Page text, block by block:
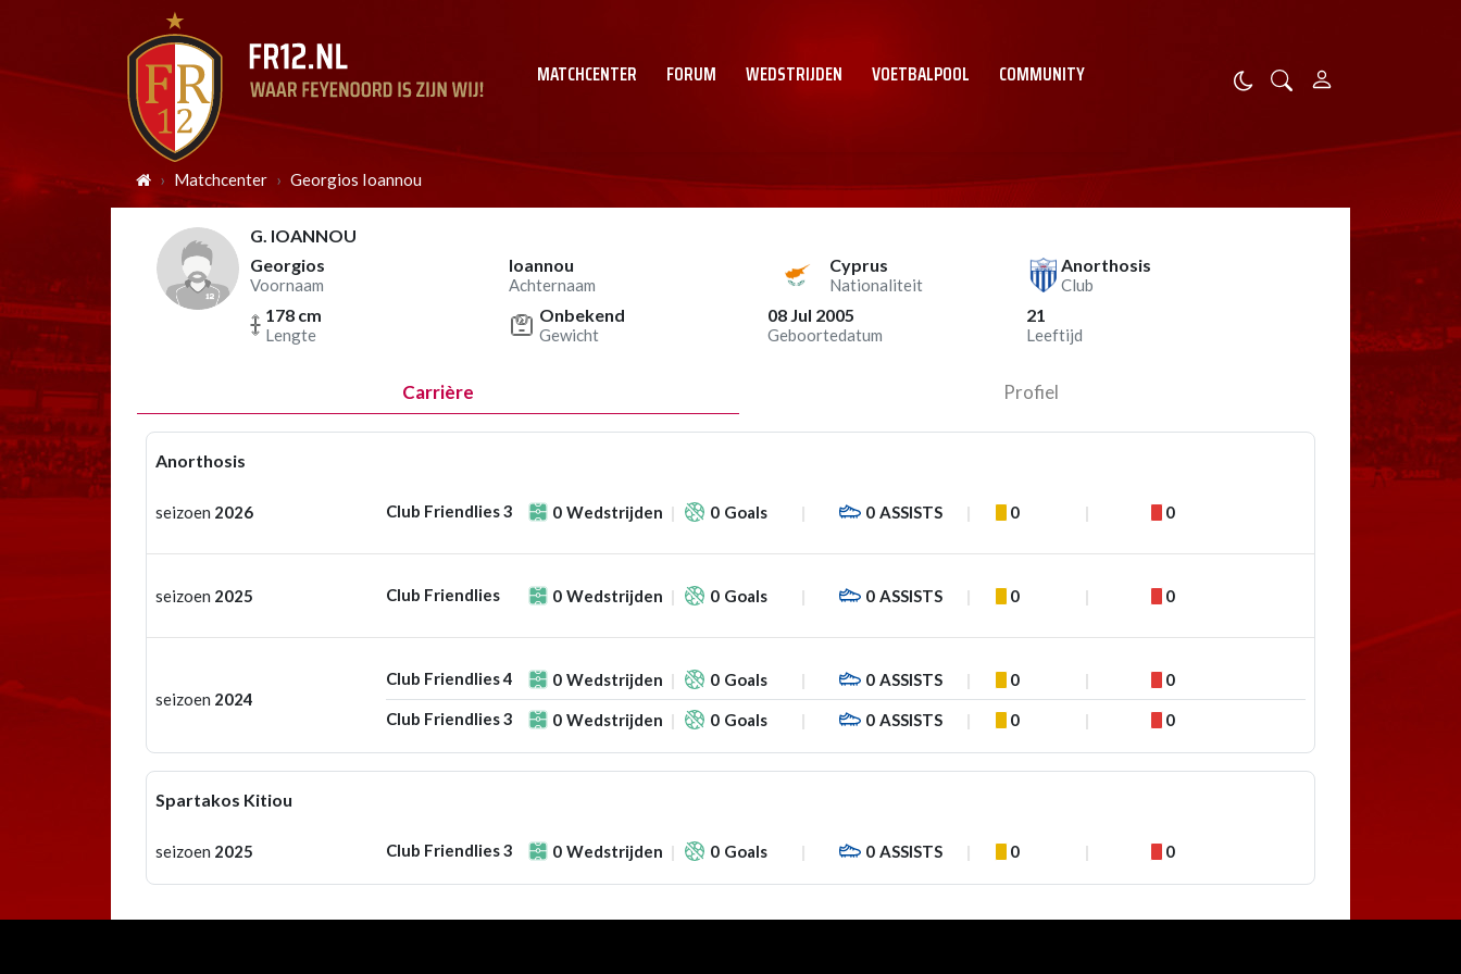
MATCHCENTER FORUM WEDSTRIJDEN VOETBALPOOL COMMUNITY
Matchcenter Georgios Ioannou
G. IOANNOU
Georgios
Voornaam
Ioannou
Achternaam
Cyprus
Nationaliteit
Anorthosis
Club
178 cm
Lengte
Onbekend
Gewicht
08 Jul 2005
Geboortedatum
21
Leeftijd
Carrière Profiel
Anorthosis
seizoen 2026 Club Friendlies 3 0 Wedstrijden 0 Goals 0 ASSISTS 0 0
seizoen 2025 Club Friendlies 0 Wedstrijden 0 Goals 0 ASSISTS 0 0
seizoen 2024
Club Friendlies 4 0 Wedstrijden 0 Goals 0 ASSISTS 0 0
Club Friendlies 3 0 Wedstrijden 0 Goals 0 ASSISTS 0 0
Spartakos Kitiou
seizoen 2025 Club Friendlies 3 0 Wedstrijden 0 Goals 0 ASSISTS 0 0